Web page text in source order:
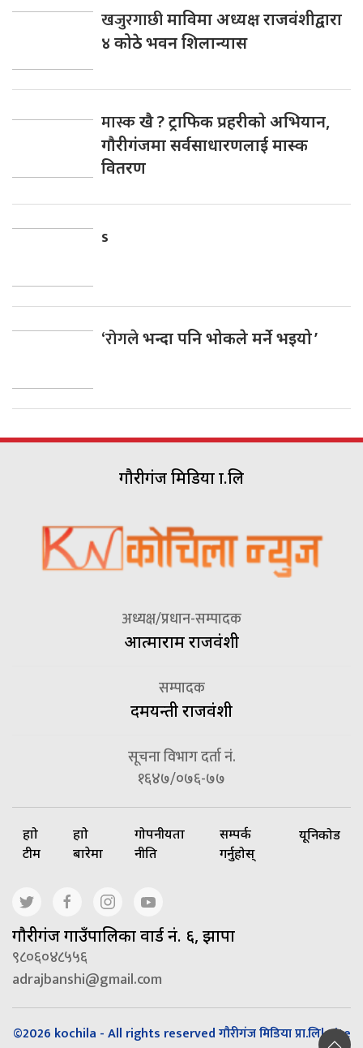
खजुरगाछीमाविमा अध्यक्ष राजवंशीद्वारा
४ कोठे भवन शिलान्यास
मास्कखै ? ट्राफिक प्रहरीकाे अभियान,
गाैरीगंजमा सर्वसाधारणलाई मास्क
वितरण
s
‘रोगलेभन्दा पनि भोकले मर्ने भइयो ’
गौरीगंज मिडिया प्रा.लि
अध्यक्ष/प्रधान-सम्पादक
आत्माराम राजवंशी
सम्पादक
दमयन्ती राजवंशी
सूचना विभाग दर्ता नं.
१६४७/०७६-७७
हाम्रो
टीम
हाम्रो
बारेमा
गोपनीयता
नीति
सम्पर्क
गर्नुहोस्
यूनिकोड
गाैरीगंज गाउँपालिका वार्ड नं. ६, झापा
९८०६०४८५५६
adrajbanshi@gmail.com
©2026 kochila - All rights reserved गौरीगंज मिडिया प्रा.लि| Site